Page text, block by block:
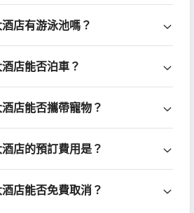
店有游泳池嗎？
店能否泊車？
店能否攜帶寵物？
店的預訂費用是？
店能否免費取消？